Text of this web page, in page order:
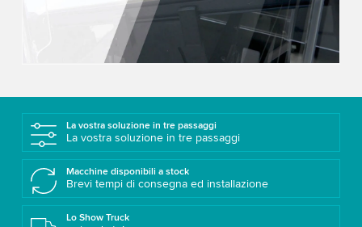
to watch this video.
More information
La vostra soluzione in tre passaggi
La vostra soluzione in tre passaggi
Macchine disponibili a stock
Brevi tempi di consegna ed installazione
Lo Show Truck